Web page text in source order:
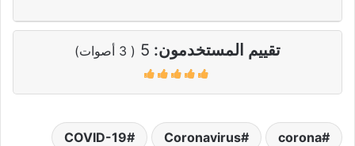
تقييم المستخدمون: 5
(
3 أصوات)
corona
Coronavirus
COVID-19